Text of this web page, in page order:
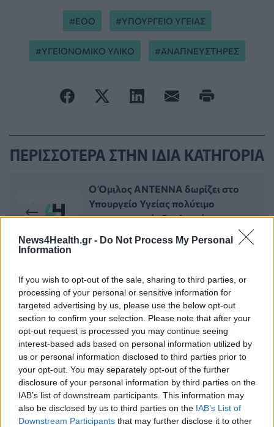
News4Health.gr - Do Not Process My Personal
Information
If you wish to opt-out of the sale, sharing to third parties, or
processing of your personal or sensitive information for
targeted advertising by us, please use the below opt-out
section to confirm your selection. Please note that after your
opt-out request is processed you may continue seeing
interest-based ads based on personal information utilized by
us or personal information disclosed to third parties prior to
your opt-out. You may separately opt-out of the further
disclosure of your personal information by third parties on the
IAB’s list of downstream participants. This information may
also be disclosed by us to third parties on the IAB’s List of
Downstream Participants that may further disclose it to other
ΕΟΟ ΥΠΟΥΡΓΕΙΟ ΥΓΕΙΑΣ
ΥΓΕΙΟΝΟΜΙΚΟ ΥΛΙΚΟ ΑΝΑΠΝΕΥΣΤΗΡΕΣ
ΠΕΡΙΣΣΟΤΕΡΑ ΣΤΗΝ ΙΔΙΑ ΚΑΤΗΓΟΡΙΑ
Ο Όμιλος ΑΝΤΕΝΝΑ δωρίζει στο
Υπουργείο Υγείας πολύτιμο
νοσοκομειακό εξοπλισμό
Κορονοϊός: Συγκλονιστική μαρτυρία
ασθενούς - «Δεν μπορούσα να πάρω
ανάσα» (video)
03 Απριλίου 2020
ΣΧΕΤΙΚΑ ΑΡΘΡΑ